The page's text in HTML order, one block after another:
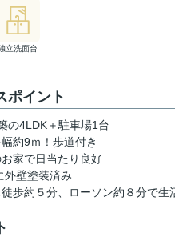
立洗面台
ポイント
の4LDK＋駐車場1台
約9ｍ！歩道付き
家で日当たり良好
外壁塗装済み
歩約５分、ローソン約８分で生